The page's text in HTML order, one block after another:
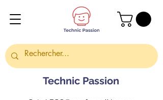
Technic Passion